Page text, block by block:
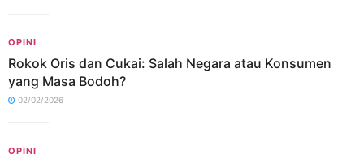
OPINI
Rokok Oris dan Cukai: Salah Negara atau Konsumen
yang Masa Bodoh?
02/02/2026
OPINI